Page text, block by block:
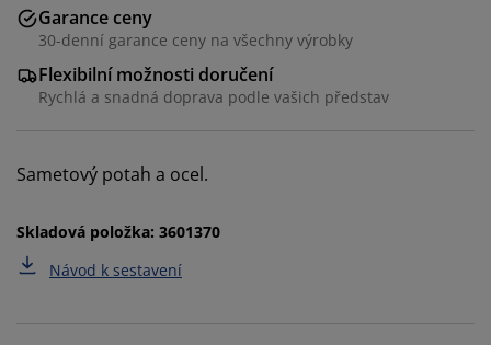
Garance ceny
30-denní garance ceny na všechny výrobky
Flexibilní možnosti doručení
Rychlá a snadná doprava podle vašich představ
Sametový potah a ocel.
Skladová položka: 3601370
Návod k sestavení
Personalizujeme váš zážitek
V JYSKu používáme soubory cookie a mobilní
identifikátory, abychom vám při návštěvě našich
shromažďují informace o vás za účelem zajištění
funkčnosti, statistik a relevantního marketingu.